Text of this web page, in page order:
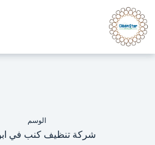
الوسم
شركة تنظيف كنب في